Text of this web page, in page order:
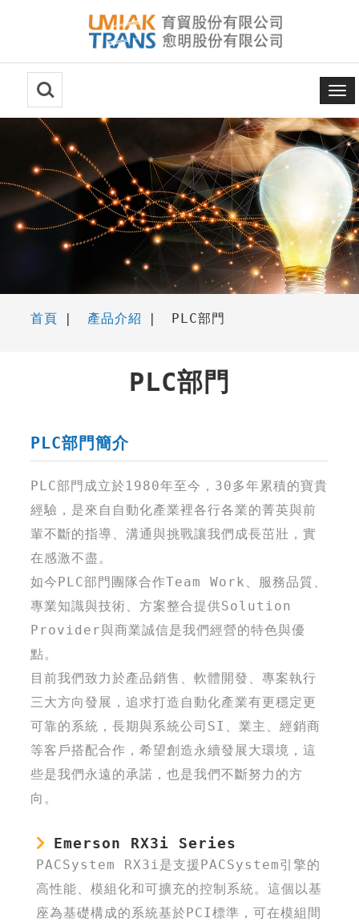
Menu
首頁 | 產品介紹 | PLC部門
PLC部門
PLC部門簡介
PLC部門成立於1980年至今，30多年累積的寶貴
經驗，是來自自動化產業裡各行各業的菁英與前
輩不斷的指導、溝通與挑戰讓我們成長茁壯，實
在感激不盡。
如今PLC部門團隊合作Team Work、服務品質、
專業知識與技術、方案整合提供Solution
Provider與商業誠信是我們經營的特色與優
點。
目前我們致力於產品銷售、軟體開發、專案執行
三大方向發展，追求打造自動化產業有更穩定更
可靠的系統，長期與系統公司SI、業主、經銷商
等客戶搭配合作，希望創造永續發展大環境，這
些是我們永遠的承諾，也是我們不斷努力的方
向。
Emerson RX3i Series
PACSystem RX3i是支援PACSystem引擎的
高性能、模組化和可擴充的控制系統。這個以基
座為基礎構成的系統基於PCI標準，可在模組間